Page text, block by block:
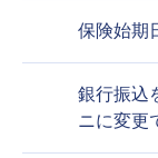
保険始期
銀行振込
ニに変更